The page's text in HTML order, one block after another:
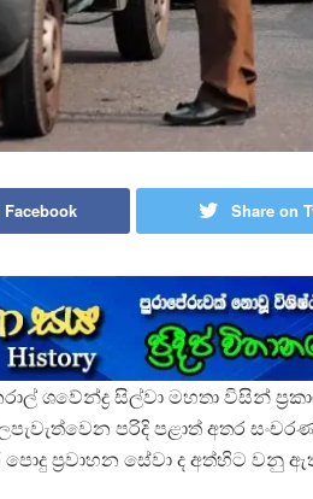
Share on
ශවේන්ද්‍ර සිල්වා මහතා විසින්
පරිදි පළාත් අතර
ප්‍රවාහන සේවා ද අත්හිට වනු